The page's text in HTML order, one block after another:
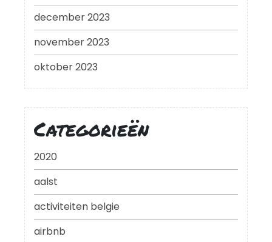
december 2023
november 2023
oktober 2023
Categorieën
2020
aalst
activiteiten belgie
airbnb